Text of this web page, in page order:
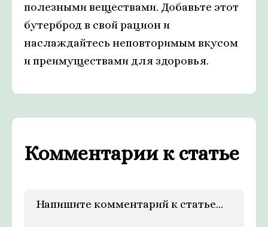
полезными веществами. Добавьте этот
бутерброд в свой рацион и
наслаждайтесь неповторимым вкусом
и преимуществами для здоровья.
Комментарии к статье